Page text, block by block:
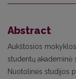
Abstract
Aukštosios
studentų akademinė
Nuotolinės studijos